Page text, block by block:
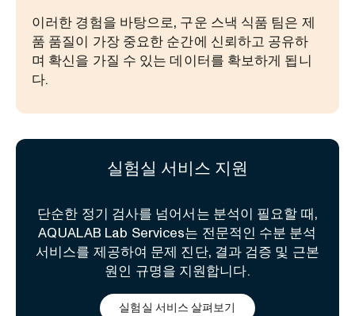
이러한 경험을 바탕으로, 구운 스낵 식품 팀은 제
품 품질이 가장 중요한 순간에 신뢰하고 공유하
며 확신을 가질 수 있는 데이터를 확보하게 됩니
다.
실험실 서비스 지원
단순한 정기 검사를 넘어서는 분석이 필요할 때,
AQUALAB Lab Services는 전문적인 수분 분석
서비스를 제공하여 문제 진단, 결과 검증 및 근본
원인 규명을 지원합니다.
실험실 서비스 살펴보기